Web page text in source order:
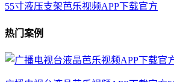
55寸液压支架芭乐视频APP下载官方
热门案例